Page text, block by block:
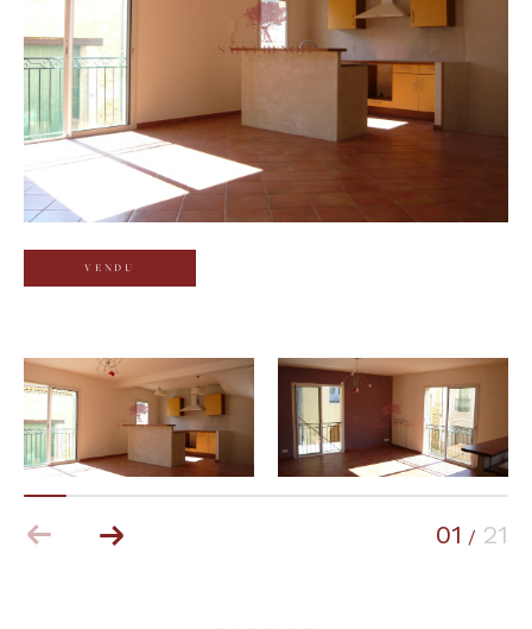
VENDU
01 / 21
Budget
Budget
Surface
Surface
Pièces
Référence
AFFINER LES CRITÈRES
TERRASSE PARKING PISCINE